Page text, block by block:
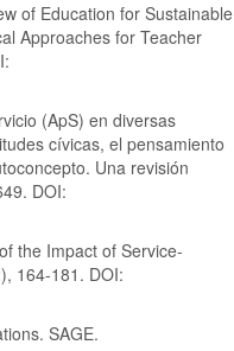
of Education for Sustainable
Approaches for Teacher
(ApS) en diversas
cívicas, el pensamiento
Una revisión
DOI:
the Impact of Service-
164-181. DOI:
SAGE.